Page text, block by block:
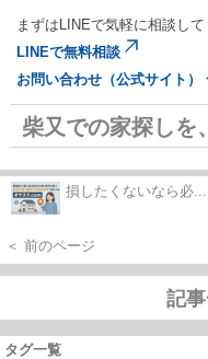
まずはLINEで気軽に相談し
LINEで無料相談
お問い合わせ（公式サイト）
柴又での家探しを
損したくないなら必...
＜ 前のページ
記
タグ一覧